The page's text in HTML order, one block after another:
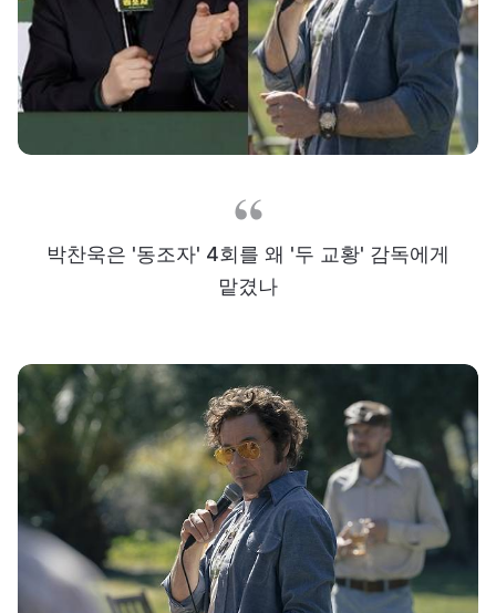
박찬욱은 '동조자' 4회를 왜 '두 교황' 감독에게
맡겼나